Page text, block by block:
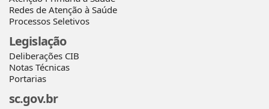
Redes de Atenção à Saúde
Processos Seletivos
Legislação
Deliberações CIB
Notas Técnicas
Portarias
sc.gov.br